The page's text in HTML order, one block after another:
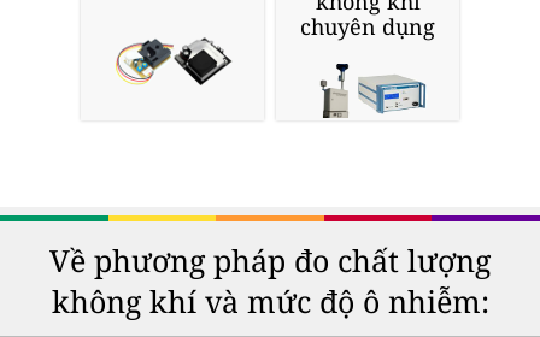
chuyên dụng
Về phương pháp đo chất lượng
không khí và mức độ ô nhiễm: